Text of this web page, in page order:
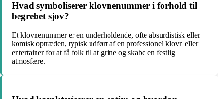
Hvad symboliserer klovnenummer i forhold til
begrebet sjov?
Et klovnenummer er en underholdende, ofte absurdistisk eller
komisk optræden, typisk udført af en professionel klovn eller
entertainer for at få folk til at grine og skabe en festlig
atmosfære.